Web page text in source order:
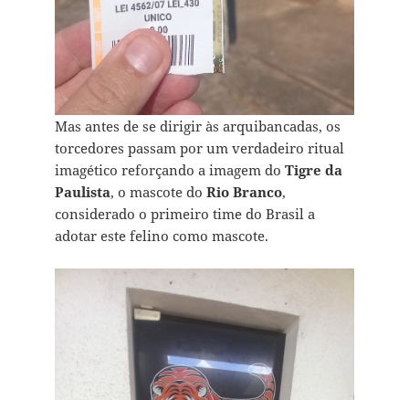
Mas antes de se dirigir às arquibancadas, os
torcedores passam por um verdadeiro ritual
imagético reforçando a imagem do Tigre da
Paulista, o mascote do Rio Branco,
considerado o primeiro time do Brasil a
adotar este felino como mascote.